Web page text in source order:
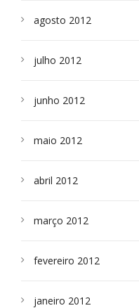
agosto 2012
julho 2012
junho 2012
maio 2012
abril 2012
março 2012
fevereiro 2012
janeiro 2012